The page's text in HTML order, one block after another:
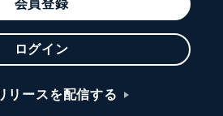
会員登録
ログイン
リースを配信する